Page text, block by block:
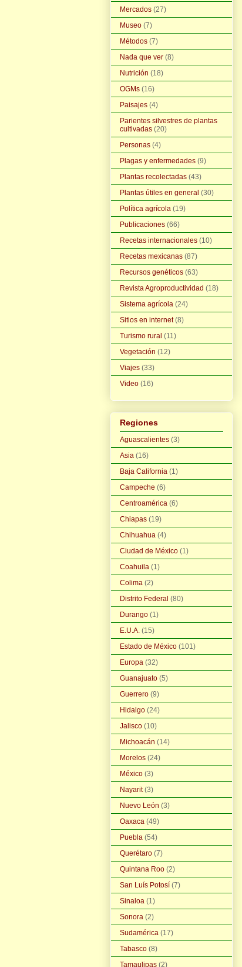
Mercados (27)
Museo (7)
Métodos (7)
Nada que ver (8)
Nutrición (18)
OGMs (16)
Paisajes (4)
Parientes silvestres de plantas
cultivadas (20)
Personas (4)
Plagas y enfermedades (9)
Plantas recolectadas (43)
Plantas útiles en general (30)
Política agrícola (19)
Publicaciones (66)
Recetas internacionales (10)
Recetas mexicanas (87)
Recursos genéticos (63)
Revista Agroproductividad (18)
Sistema agrícola (24)
Sitios en internet (8)
Turismo rural (11)
Vegetación (12)
Viajes (33)
Video (16)
Regiones
Aguascalientes (3)
Asia (16)
Baja California (1)
Campeche (6)
Centroamérica (6)
Chiapas (19)
Chihuahua (4)
Ciudad de México (1)
Coahuila (1)
Colima (2)
Distrito Federal (80)
Durango (1)
E.U.A. (15)
Estado de México (101)
Europa (32)
Guanajuato (5)
Guerrero (9)
Hidalgo (24)
Jalisco (10)
Michoacán (14)
Morelos (24)
México (3)
Nayarit (3)
Nuevo León (3)
Oaxaca (49)
Puebla (54)
Querétaro (7)
Quintana Roo (2)
San Luís Potosí (7)
Sinaloa (1)
Sonora (2)
Sudamérica (17)
Tabasco (8)
Tamaulipas (2)